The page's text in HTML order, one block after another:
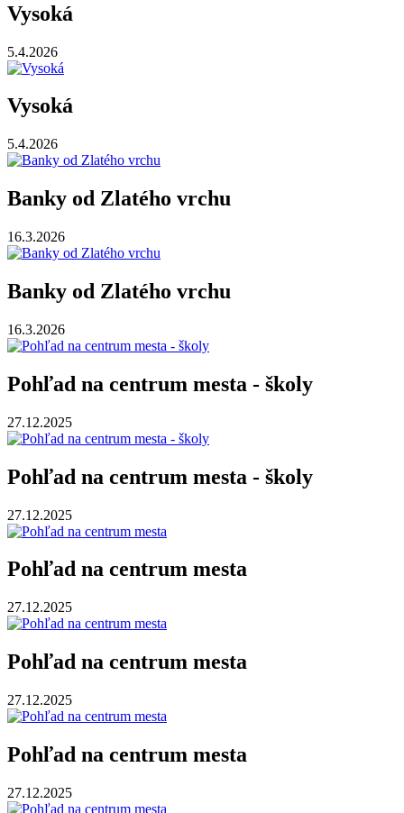
Vysoká
5.4.2026
Vysoká
5.4.2026
Banky od Zlatého vrchu
16.3.2026
Banky od Zlatého vrchu
16.3.2026
Pohľad na centrum mesta - školy
27.12.2025
Pohľad na centrum mesta - školy
27.12.2025
Pohľad na centrum mesta
27.12.2025
Pohľad na centrum mesta
27.12.2025
Pohľad na centrum mesta
27.12.2025